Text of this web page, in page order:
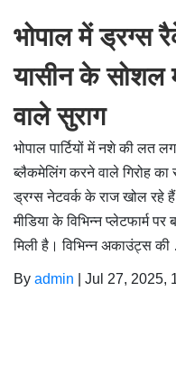
भोपाल में ड्रग्स
यासीन के सोशल
वाले सुराग
भोपाल पार्टियों में नशे की लत
ब्लैकमेलिंग करने वाले गिरोह का
ड्रग्स नेटवर्क के राज खोल रहे
मीडिया के विभिन्न प्लेटफार्म
मिली है। विभिन्न अकाउंट्स
By admin Jul 27, 2025,